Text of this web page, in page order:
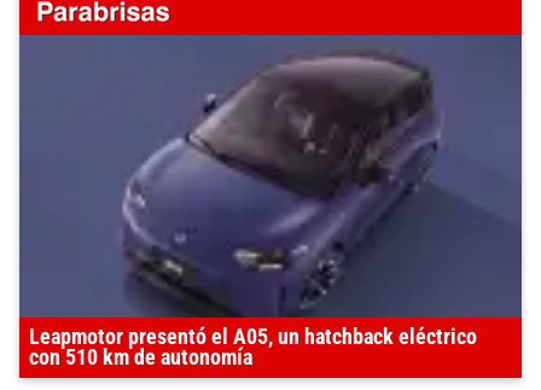
Leapmotor presentó el A05, un hatchback eléctrico
con 510 km de autonomía